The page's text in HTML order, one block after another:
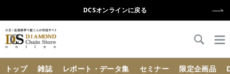
DCSオンラインに戻る
トップ 雑誌 レポート・データ集 セミナー 限定企画品